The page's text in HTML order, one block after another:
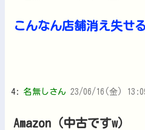
こんなん店舗消え失せ
4: 名無しさん 23/06/16(金)
Amazon（中古ですw）